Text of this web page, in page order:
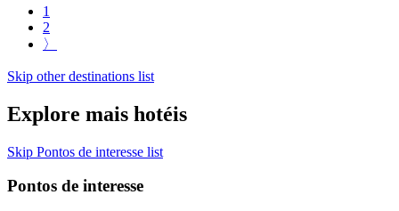
1
2
〉
Skip other destinations list
Explore mais hotéis
Skip Pontos de interesse list
Pontos de interesse